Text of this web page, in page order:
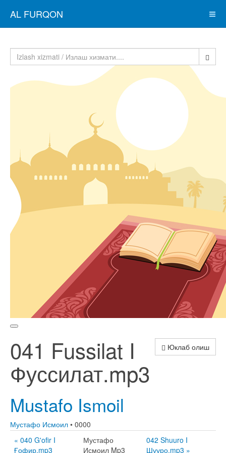
AL FURQON
Юклаб олиш
041 Fussilat I
Фуссилат.mp3
Mustafo Ismoil
Мустафо Исмоил • 0000
« 040 G'ofir I
Ғофир.mp3
Мустафо
Исмоил Mp3
042 Shuuro I
Шууро.mp3 »